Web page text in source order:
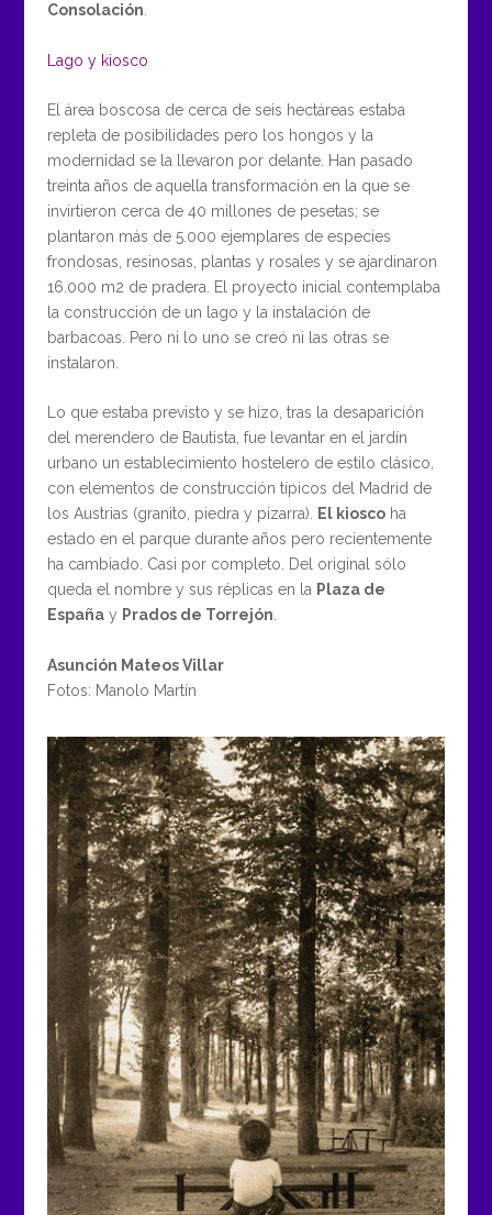
Consolación.
Lago y kiosco
El área boscosa de cerca de seis hectáreas estaba
repleta de posibilidades pero los hongos y la
modernidad se la llevaron por delante. Han pasado
treinta años de aquella transformación en la que se
invirtieron cerca de 40 millones de pesetas; se
plantaron más de 5.000 ejemplares de especies
frondosas, resinosas, plantas y rosales y se ajardinaron
16.000 m2 de pradera. El proyecto inicial contemplaba
la construcción de un lago y la instalación de
barbacoas. Pero ni lo uno se creó ni las otras se
instalaron.
Lo que estaba previsto y se hizo, tras la desaparición
del merendero de Bautista, fue levantar en el jardín
urbano un establecimiento hostelero de estilo clásico,
con elementos de construcción típicos del Madrid de
los Austrias (granito, piedra y pizarra). El kioscoha
estado en el parque durante años pero recientemente
ha cambiado. Casi por completo. Del original sólo
queda el nombre y sus réplicas en la Plaza de
Españay Prados de Torrejón.
Asunción Mateos Villar
Fotos: Manolo Martín